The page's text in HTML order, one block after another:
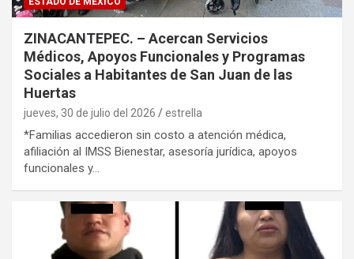
ZINACANTEPEC. – Acercan Servicios
Médicos, Apoyos Funcionales y Programas
Sociales a Habitantes de San Juan de las
Huertas
jueves, 30 de julio del 2026 estrella
*Familias accedieron sin costo a atención médica,
afiliación al IMSS Bienestar, asesoría jurídica, apoyos
funcionales y…